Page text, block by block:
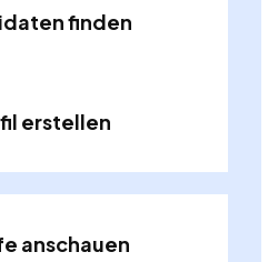
finden
erstellen
anschauen